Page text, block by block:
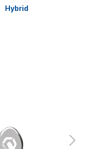
Hybrid